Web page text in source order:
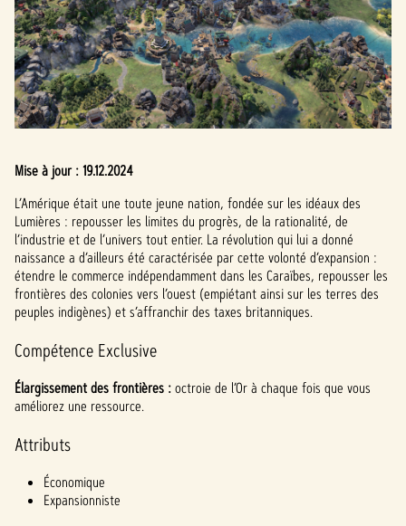
Mise à jour :19.12.2024
L’Amérique était une toute jeune nation, fondée sur les idéaux des
Lumières : repousser les limites du progrès, de la rationalité, de
l’industrie et de l’univers tout entier. La révolution qui lui a donné
naissance a d’ailleurs été caractérisée par cette volonté d’expansion :
étendre le commerce indépendamment dans les Caraïbes, repousser les
frontières des colonies vers l’ouest (empiétant ainsi sur les terres des
peuples indigènes) et s’affranchir des taxes britanniques.
Compétence Exclusive
Élargissement des frontières :octroie de l’Or à chaque fois que vous
améliorez une ressource.
Attributs
Économique
Expansionniste